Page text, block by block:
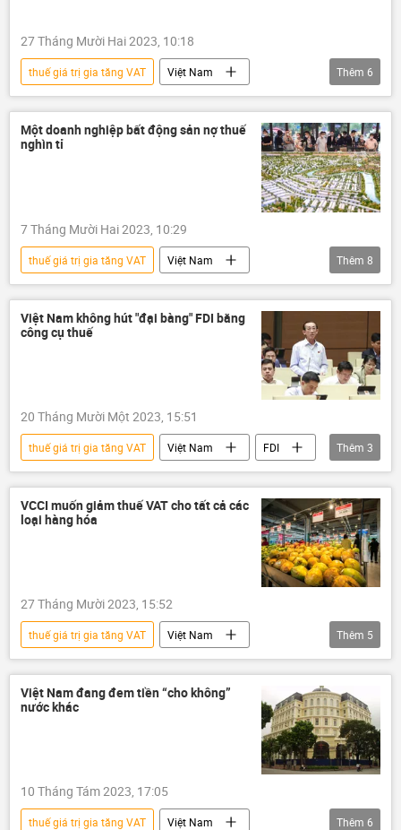
27 Tháng Mười Hai 2023, 10:18
thuế giá trị gia tăng VAT
Việt Nam
thông tin
thuế
truy thu thuế
nộp thuế
Thành phố Hồ Chí Minh
ngân sách
Thêm 6
Một doanh nghiệp bất động sản nợ thuế
nghìn tỉ
7 Tháng Mười Hai 2023, 10:29
thuế giá trị gia tăng VAT
Việt Nam
thông tin
thuế
Tổng cục Thuế
truy thu thuế
nộp thuế
bất động sản
Thêm 8
Việt Nam không hút "đại bàng" FDI bằng
công cụ thuế
20 Tháng Mười Một 2023, 15:51
thuế giá trị gia tăng VAT Việt Nam
FDI
Kinh tế
Thế giới tài chính
Thêm 3
VCCI muốn giảm thuế VAT cho tất cả các
loại hàng hóa
27 Tháng Mười 2023, 15:52
thuế giá trị gia tăng VAT
Việt Nam
thông tin
VCCI
thuế
nộp thuế
Kinh tế
Thêm 5
Việt Nam đang đem tiền “cho không”
nước khác
10 Tháng Tám 2023, 17:05
thuế giá trị gia tăng VAT
Việt Nam
Thêm 6